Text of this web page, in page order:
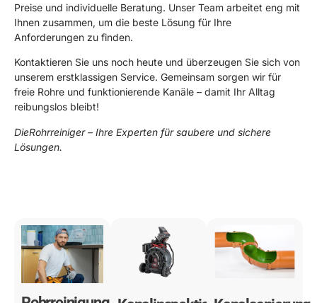
Preise und individuelle Beratung. Unser Team arbeitet eng mit
Ihnen zusammen, um die beste Lösung für Ihre
Anforderungen zu finden.
Kontaktieren Sie uns noch heute und überzeugen Sie sich von
unserem erstklassigen Service. Gemeinsam sorgen wir für
freie Rohre und funktionierende Kanäle – damit Ihr Alltag
reibungslos bleibt!
DieRohrreiniger – Ihre Experten für saubere und sichere
Lösungen.